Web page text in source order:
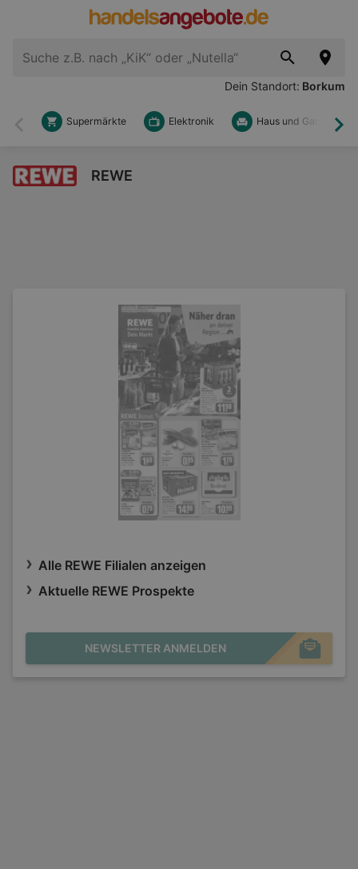
Dein Standort: Borkum
Zurück
Supermärkte Elektronik Haus und Garten
REWE
Alle REWE Filialen anzeigen
Aktuelle REWE Prospekte
NEWSLETTER ANMELDEN